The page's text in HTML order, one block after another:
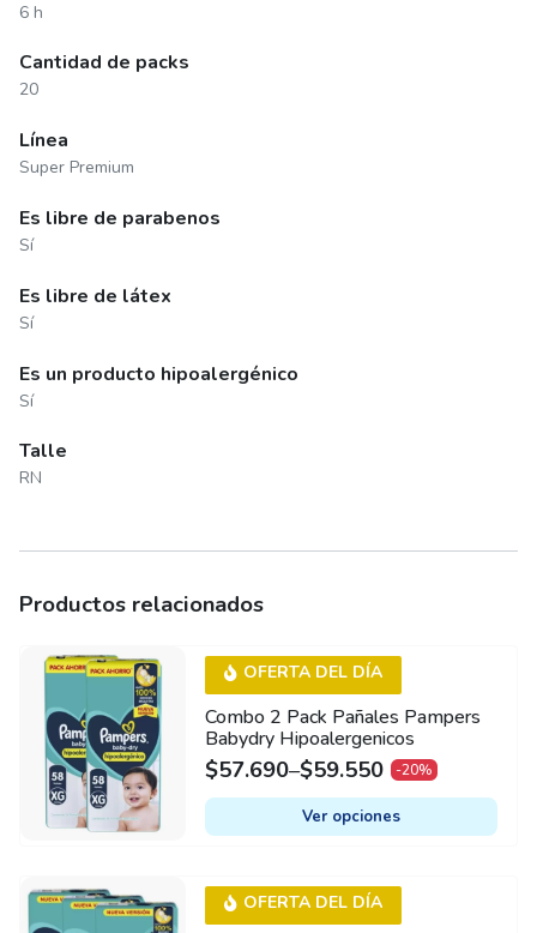
6 h
Cantidad de packs
20
Línea
Super Premium
Es libre de parabenos
Sí
Es libre de látex
Sí
Es un producto hipoalergénico
Sí
Talle
RN
Productos relacionados
Combo 2 Pack Pañales Pampers
Babydry Hipoalergenicos
OFERTA DEL DÍA
$57.690–$59.550 -20%
Ver opciones
This
product
has
multiple
be
OFERTA DEL DÍA